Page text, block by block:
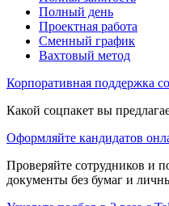
Полный день
Проектная работа
Сменный график
Вахтовый метод
Корпоративная поддержка
Какой соцпакет вы
Оформляйте кандидатов
Проверяйте сотрудников и
документы без бумаг и